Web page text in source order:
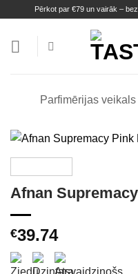
content
Pērkot par €79 un vairāk –
Parfimērijas veikals
Afnan
€39.74